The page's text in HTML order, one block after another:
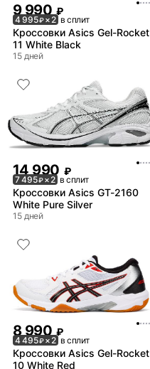
9 990 ₽
4 995₽× 2 в сплит
Кроссовки Asics Gel-Rocket
11 White Black
15 дней
14 990 ₽
7 495₽× 2 в сплит
Кроссовки Asics GT-2160
White Pure Silver
15 дней
8 990 ₽
4 495₽× 2 в сплит
Кроссовки Asics Gel-Rocket
10 White Red